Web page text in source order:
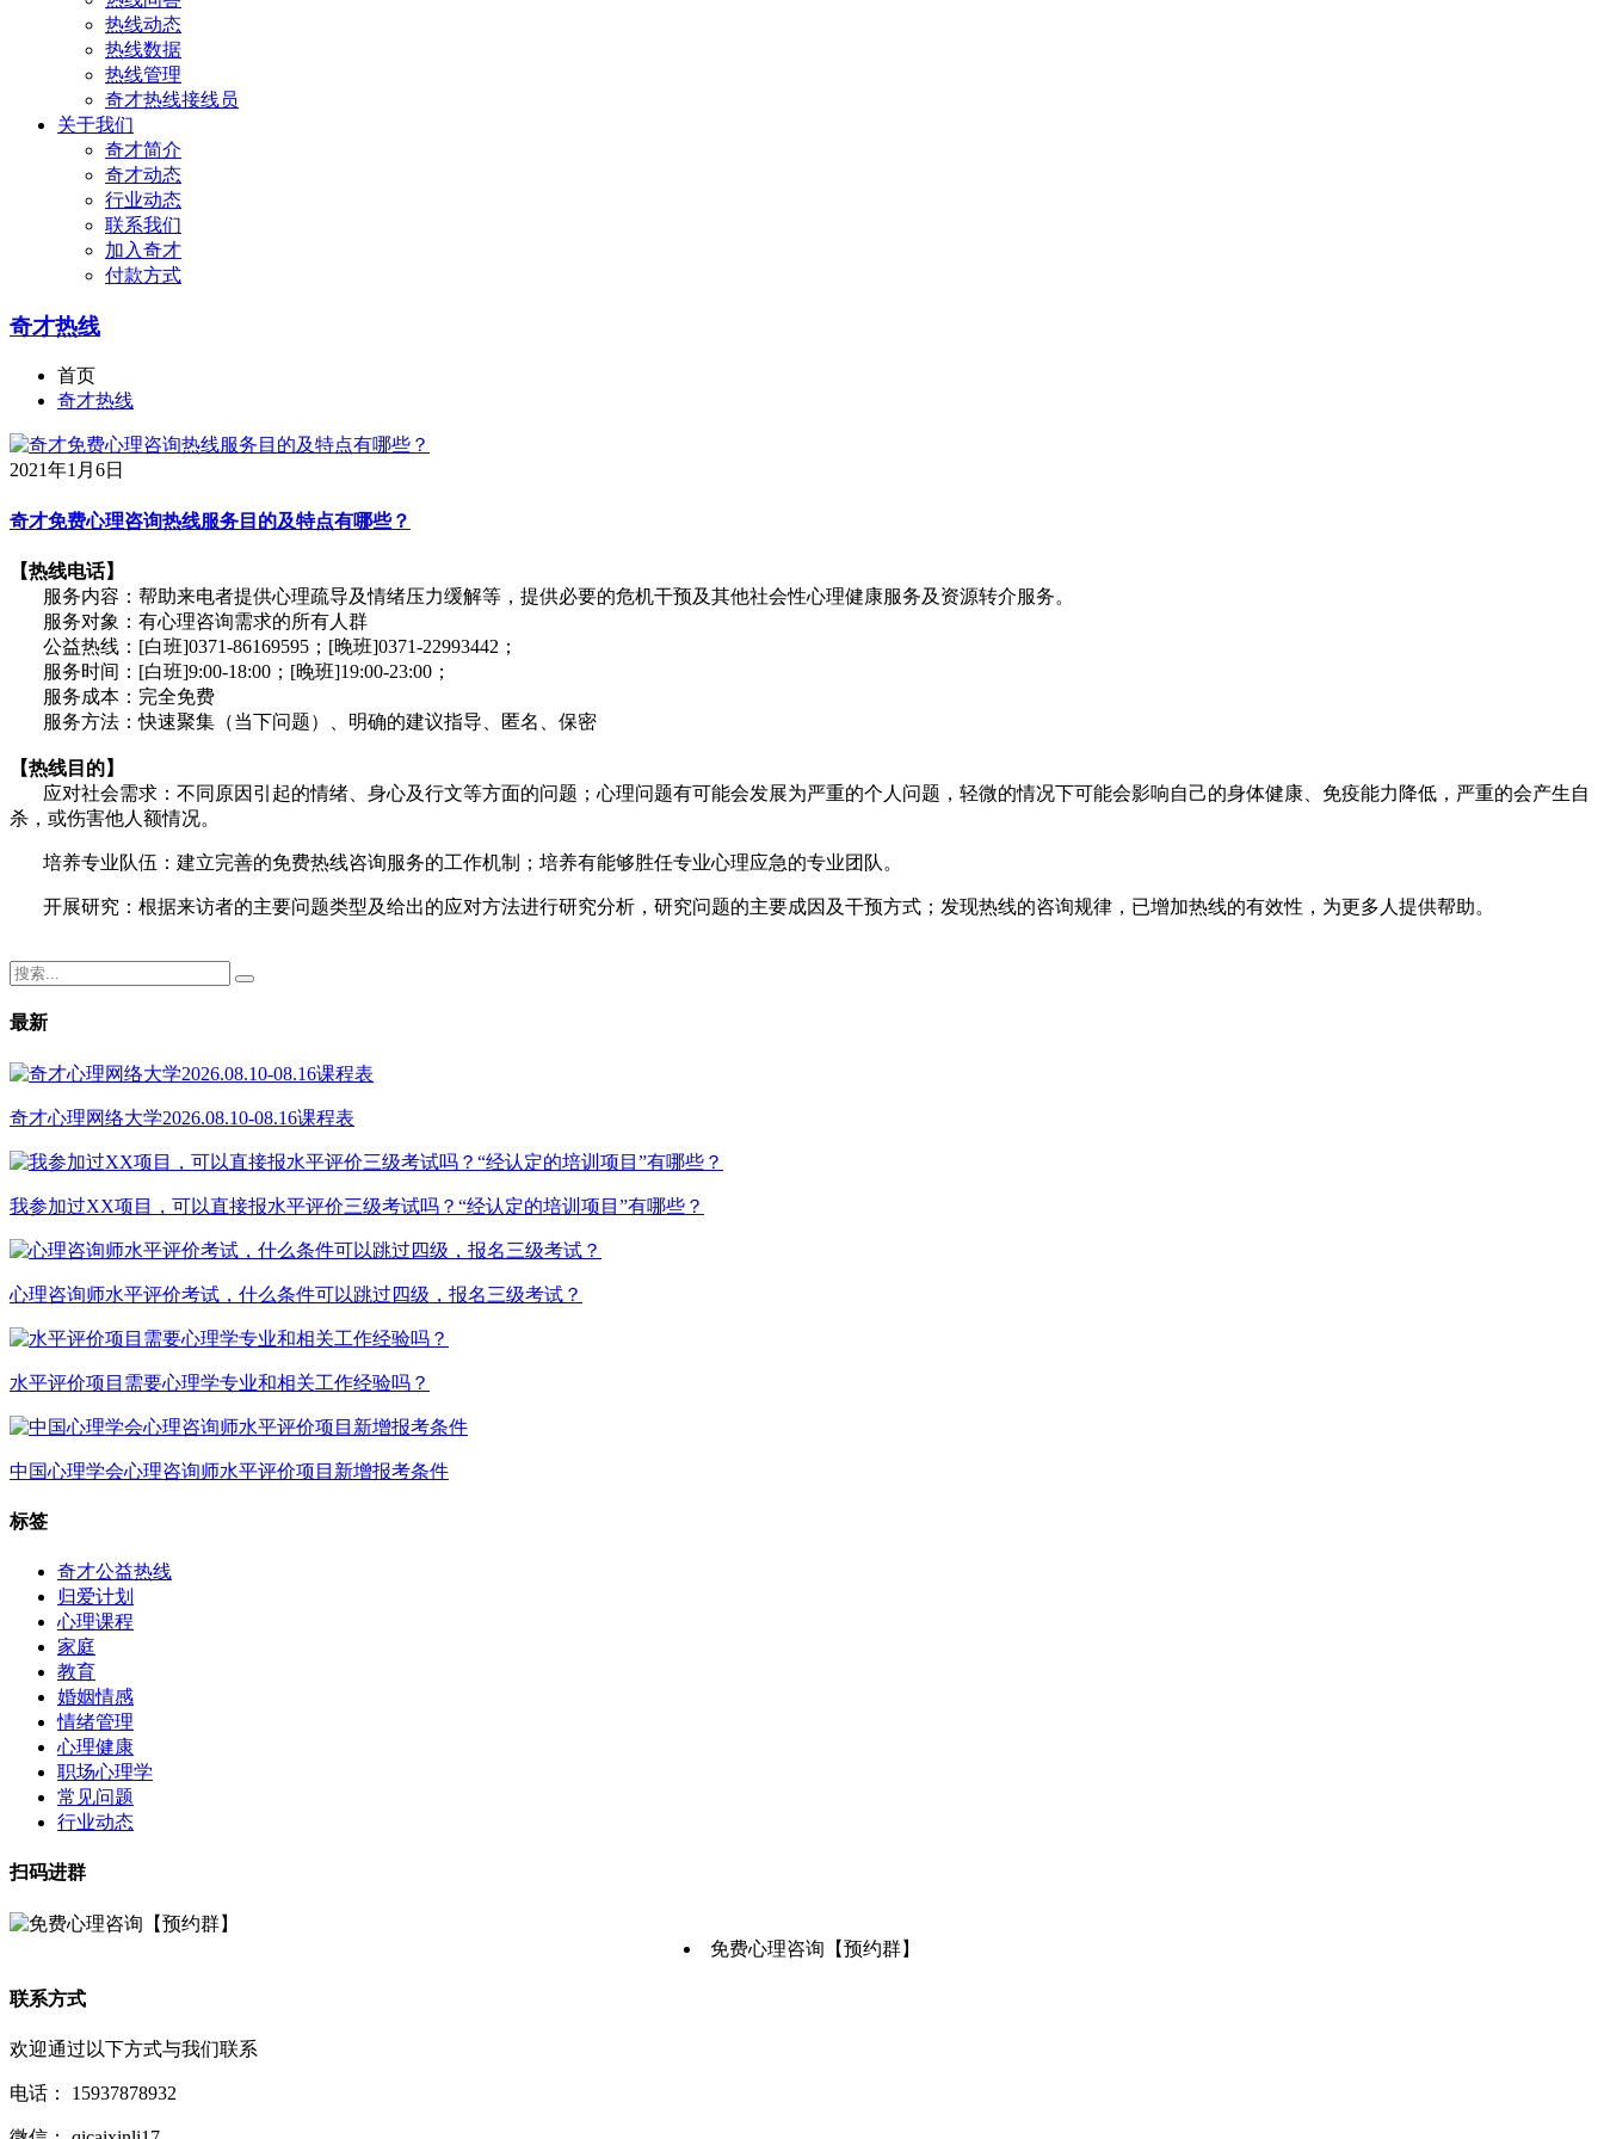
热线动态
热线数据
热线管理
奇才热线接线员
关于我们
奇才简介
奇才动态
行业动态
联系我们
加入奇才
付款方式
奇才热线
首页
奇才热线
2021年1月6日
奇才免费心理咨询热线服务目的及特点有哪些？
【热线电话】
服务内容：帮助来电者提供心理疏导及情绪压力缓解等，提供必要的危机干预及其他社会性心理健康服务及资源转介服务。
服务对象：有心理咨询需求的所有人群
公益热线：[白班]0371-86169595；[晚班]0371-22993442；
服务时间：[白班]9:00-18:00；[晚班]19:00-23:00；
服务成本：完全免费
服务方法：快速聚集（当下问题）、明确的建议指导、匿名、保密
【热线目的】
应对社会需求：不同原因引起的情绪、身心及行文等方面的问题；心理问题有可能会发展为严重的个人问题，轻微的情况下可能会影响自己的身体健康、免疫能力降低，严重的会产生自
杀，或伤害他人额情况。
培养专业队伍：建立完善的免费热线咨询服务的工作机制；培养有能够胜任专业心理应急的专业团队。
开展研究：根据来访者的主要问题类型及给出的应对方法进行研究分析，研究问题的主要成因及干预方式；发现热线的咨询规律，已增加热线的有效性，为更多人提供帮助。
最新
奇才心理网络大学2026.08.10-08.16课程表
我参加过XX项目，可以直接报水平评价三级考试吗？“经认定的培训项目”有哪些？
心理咨询师水平评价考试，什么条件可以跳过四级，报名三级考试？
水平评价项目需要心理学专业和相关工作经验吗？
中国心理学会心理咨询师水平评价项目新增报考条件
标签
奇才公益热线
归爱计划
心理课程
家庭
教育
婚姻情感
情绪管理
心理健康
职场心理学
常见问题
行业动态
扫码进群
免费心理咨询【预约群】
联系方式
欢迎通过以下方式与我们联系
电话： 15937878932